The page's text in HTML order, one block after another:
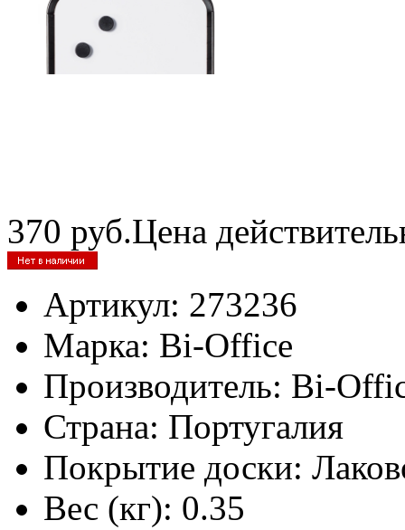
370 руб.Цена
Артикул: 273236
Марка: Bi-Office
Производитель: Bi-
Страна: Португалия
Покрытие доски:
Вес (кг): 0.35